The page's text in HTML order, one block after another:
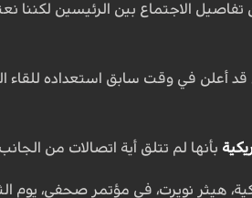
تفاصيل الاجتماع بين الرئيسين لكننا
قد أعلن في وقت سابق استعداده
بأنها لم تتلق أية اتصالات من
هيثر نويرت، في مؤتمر صحفي، يوم